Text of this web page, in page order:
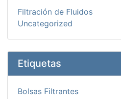
Filtración de Fluidos
Uncategorized
Etiquetas
Bolsas Filtrantes